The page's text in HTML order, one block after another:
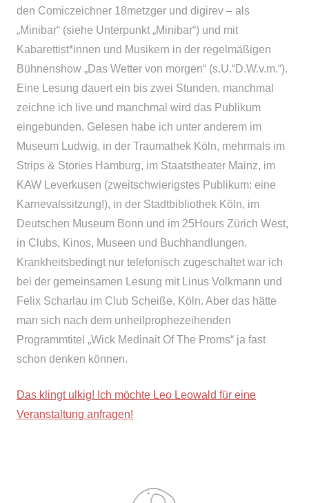
den Comiczeichner 18metzger und digirev – als
„Minibar“ (siehe Unterpunkt „Minibar“) und mit
Kabarettist*innen und Musikern in der regelmäßigen
Bühnenshow „Das Wetter von morgen“ (s.U.“D.W.v.m.“).
Eine Lesung dauert ein bis zwei Stunden, manchmal
zeichne ich live und manchmal wird das Publikum
eingebunden. Gelesen habe ich unter anderem im
Museum Ludwig, in der Traumathek Köln, mehrmals im
Strips & Stories Hamburg, im Staatstheater Mainz, im
KAW Leverkusen (zweitschwierigstes Publikum: eine
Karnevalssitzung!), in der Stadtbibliothek Köln, im
Deutschen Museum Bonn und im 25Hours Zürich West,
in Clubs, Kinos, Museen und Buchhandlungen.
Krankheitsbedingt nur telefonisch zugeschaltet war ich
bei der gemeinsamen Lesung mit Linus Volkmann und
Felix Scharlau im Club Scheiße, Köln. Aber das hätte
man sich nach dem unheilprophezeihenden
Programmtitel „Wick Medinait Of The Proms“ ja fast
schon denken können.
Das klingt ulkig! Ich möchte Leo Leowald für eine
Veranstaltung anfragen!